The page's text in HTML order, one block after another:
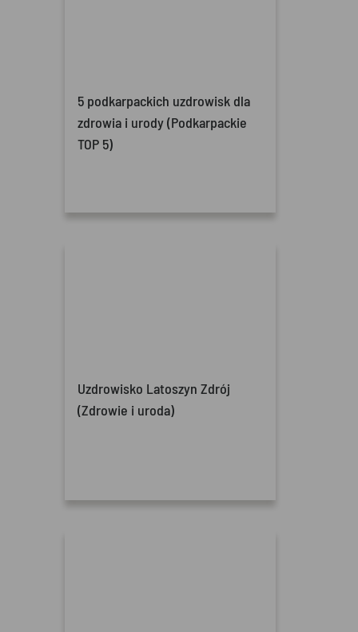
5 podkarpackich uzdrowisk dla
zdrowia i urody (Podkarpackie
TOP 5)
Uzdrowisko Latoszyn Zdrój
(Zdrowie i uroda)